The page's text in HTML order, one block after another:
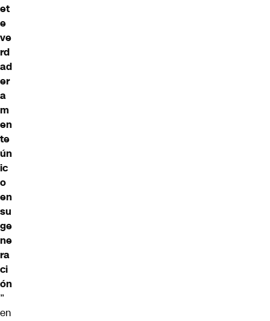
et
e
ve
rd
ad
er
a
m
en
te
ún
ic
o
en
su
ge
ne
ra
ci
ón
”
en